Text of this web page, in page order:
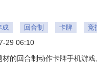
成 回合制 卡牌 竞
29 06:10
的回合制动作卡牌手机游